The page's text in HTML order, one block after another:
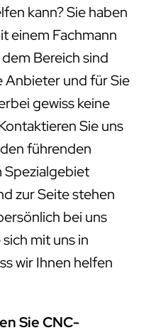
kann? Sie haben
einem Fachmann
Bereich sind
Anbieter und für Sie
gewiss keine
Sie uns
führenden
Spezialgebiet
zur Seite stehen
bei uns
mit uns in
wir Ihnen helfen
Sie CNC-